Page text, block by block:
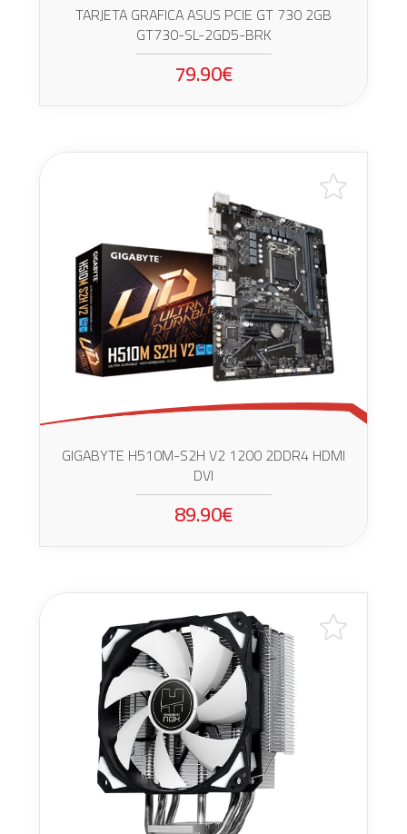
TARJETA GRAFICA ASUS PCIE GT 730 2GB
GT730-SL-2GD5-BRK
79.90€
GIGABYTE H510M-S2H V2 1200 2DDR4 HDMI
DVI
89.90€